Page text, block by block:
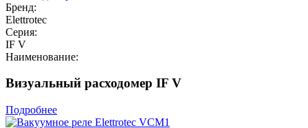
Бренд:
Elettrotec
Серия:
IF V
Наименование:
Визуальный расходомер IF V
Подробнее